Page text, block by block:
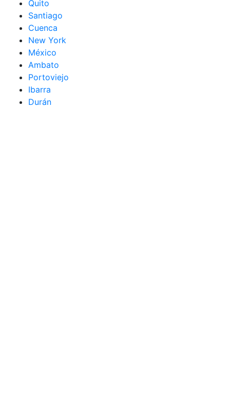
Quito
Santiago
Cuenca
New York
México
Ambato
Portoviejo
Ibarra
Durán